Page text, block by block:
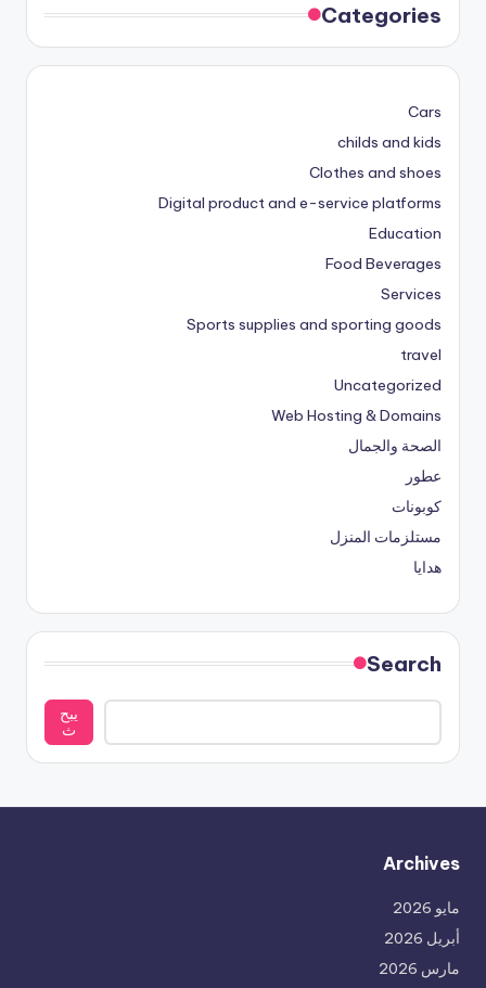
Categories
Cars
childs and kids
Clothes and shoes
Digital product and e-service platforms
Education
Food Beverages
Services
Sports supplies and sporting goods
travel
Uncategorized
Web Hosting & Domains
الصحة والجمال
عطور
كوبونات
مستلزمات المنزل
هدايا
Search
يبح
ث
Archives
مايو 2026
أبريل 2026
مارس 2026